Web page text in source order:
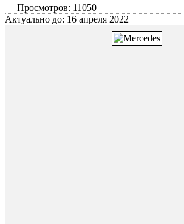
Просмотров: 11050
Актуально до: 16 апреля 2022